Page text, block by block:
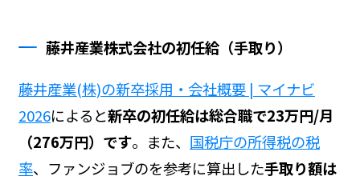
藤井産業株式会社の初任給（手取り）
藤井産業(株)の新卒採用・会社概要 | マイナビ
2026によると新卒の初任給は総合職で23万円/月
（276万円）です。また、 国税庁の所得税の税
率、ファンジョブのを参考に算出した手取り額は